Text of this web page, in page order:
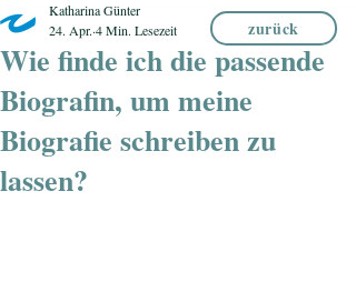
Wie finde ich die passende
Biografin, um meine
Biografie schreiben zu
lassen?
Katharina Günter
24. Apr. 4 Min. Lesezeit zurück